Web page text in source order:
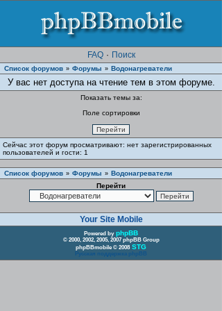
FAQ · Поиск
Список форумов » Форумы » Водонагреватели
У вас нет доступа на чтение тем в этом форуме.
Показать темы за:
Поле сортировки
Сейчас этот форум просматривают: нет зарегистрированных
пользователей и гости: 1
Список форумов » Форумы » Водонагреватели
Перейти
Your Site Mobile
Powered by phpBB
© 2000, 2002, 2005, 2007 phpBB Group
phpBBmobile © 2008 STG
Русская поддержка phpBB